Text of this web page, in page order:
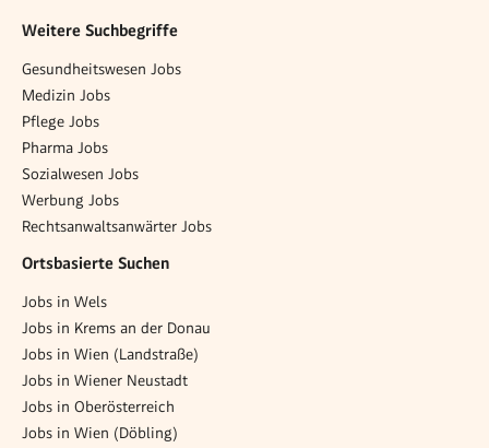
Weitere Suchbegriffe
Gesundheitswesen Jobs
Medizin Jobs
Pflege Jobs
Pharma Jobs
Sozialwesen Jobs
Werbung Jobs
Rechtsanwaltsanwärter Jobs
Ortsbasierte Suchen
Jobs in Wels
Jobs in Krems an der Donau
Jobs in Wien (Landstraße)
Jobs in Wiener Neustadt
Jobs in Oberösterreich
Jobs in Wien (Döbling)